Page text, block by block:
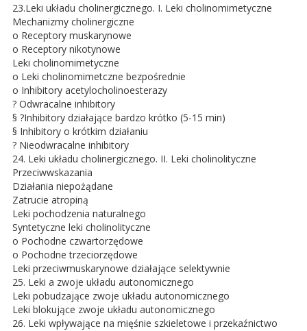
23.Leki układu cholinergicznego. I. Leki cholinomimetyczne
Mechanizmy cholinergiczne
o Receptory muskarynowe
o Receptory nikotynowe
Leki cholinomimetyczne
o Leki cholinomimetczne bezpośrednie
o Inhibitory acetylocholinoesterazy
? Odwracalne inhibitory
§ ?Inhibitory działające bardzo krótko (5-15 min)
§ Inhibitory o krótkim działaniu
? Nieodwracalne inhibitory
24. Leki układu cholinergicznego. II. Leki cholinolityczne
Przeciwwskazania
Działania niepożądane
Zatrucie atropiną
Leki pochodzenia naturalnego
Syntetyczne leki cholinolityczne
o Pochodne czwartorzędowe
o Pochodne trzeciorzędowe
Leki przeciwmuskarynowe działające selektywnie
25. Leki a zwoje układu autonomicznego
Leki pobudzające zwoje układu autonomicznego
Leki blokujące zwoje układu autonomicznego
26. Leki wpływające na mięśnie szkieletowe i przekaźnictwo